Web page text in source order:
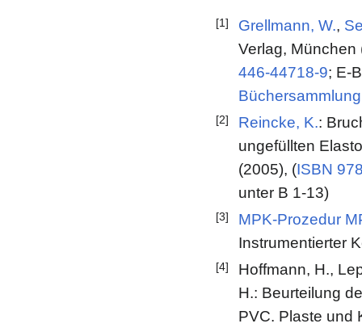
[1] Grellmann, W.,
Verlag, München
446-44718-9; E-
Büchersammlung
[2] Reincke, K.:
ungefüllten
(2005), (ISBN
unter B 1-13)
[3]
MPK-Prozedur
Instrumentierter
[4]
Hoffmann, H.,
H.: Beurteilung
PVC. Plaste und